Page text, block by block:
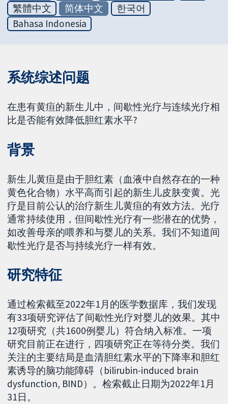
繁體中文
简体中文
한국어
Bahasa Indonesia
系统综述问题
在患有黄疸的新生儿中，间歇性光疗与连续光疗相
比是否能有效降低胆红素水平?
背景
新生儿黄疸是由于胆红素（血液中自然存在的一种
黄色化合物）水平高而引起的新生儿皮肤变黄。光
疗是目前公认的治疗新生儿黄疸的有效方法。光疗
通常持续使用，但间歇性光疗有一些潜在的优势，
如改善母亲的喂养和与婴儿的关系。我们不知道间
歇性光疗是否与持续光疗一样有效。
研究特征
通过检索截至2022年1月的医学数据库，我们发现
有33项研究评估了间歇性光疗对婴儿的效果。其中
12项研究（共1600例婴儿）符合纳入标准。一项
研究目前正在进行，四项研究正在等待分类。我们
关注的主要结局是血清胆红素水平的下降率和胆红
素诱导的脑功能障碍（bilirubin-induced brain
dysfunction, BIND）。检索截止日期为2022年1月
31日。